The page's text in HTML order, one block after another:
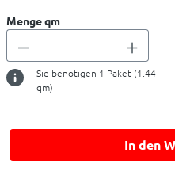
Menge qm
Sie benötigen 1 Paket (1.44
qm)
In den